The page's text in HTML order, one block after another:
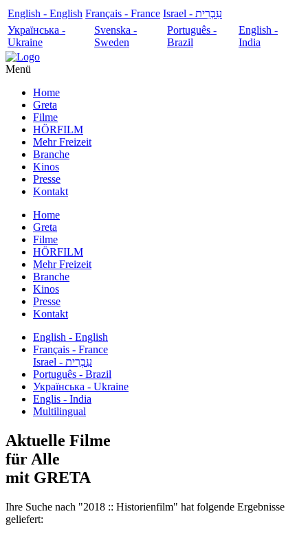
English - English Français - France
עִבְרִית - Israel
Українська -
Ukraine
Svenska -
Sweden
Português -
Brazil
English -
India
Menü
Home
Greta
Filme
HÖRFILM
Mehr Freizeit
Branche
Kinos
Presse
Kontakt
Home
Greta
Filme
HÖRFILM
Mehr Freizeit
Branche
Kinos
Presse
Kontakt
English - English
Français - France
עִבְרִית - Israel
Português - Brazil
Українська - Ukraine
Englis - India
Multilingual
Aktuelle Filme
für Alle
mit GRETA
Ihre Suche nach "2018 :: Historienfilm" hat folgende Ergebnisse
geliefert: